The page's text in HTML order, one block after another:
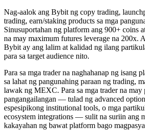
Nag-aalok ang Bybit ng copy trading,
trading, earn/staking products sa mga
Sinusuportahan ng platform ang 900+ coins
na may maximum futures leverage na 200x.
Bybit ay ang lalim at kalidad ng ilang
para sa target audience nito.
Para sa mga trader na naghahanap ng isang
sa lahat ng pangunahing paraan ng trading,
lawak ng MEXC. Para sa mga trader na may
pangangailangan — tulad ng advanced
espesipikong institutional tools, o mga
ecosystem integrations — sulit na suriin ang
kakayahan ng bawat platform bago